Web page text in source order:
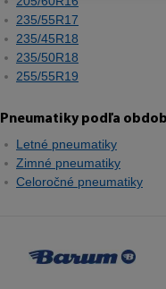
235/55R17
235/45R18
235/50R18
255/55R19
Pneumatiky podľa
Letné pneumatiky
Zimné pneumatiky
Celoročné pneumatiky